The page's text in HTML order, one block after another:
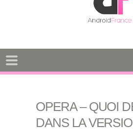
OPERA – QUOI
DANS LA